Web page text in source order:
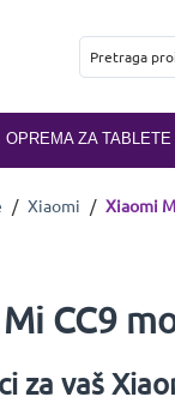
OPREMA ZA TABLETE
/ Xiaomi / Xiaomi
CC9
za vaš